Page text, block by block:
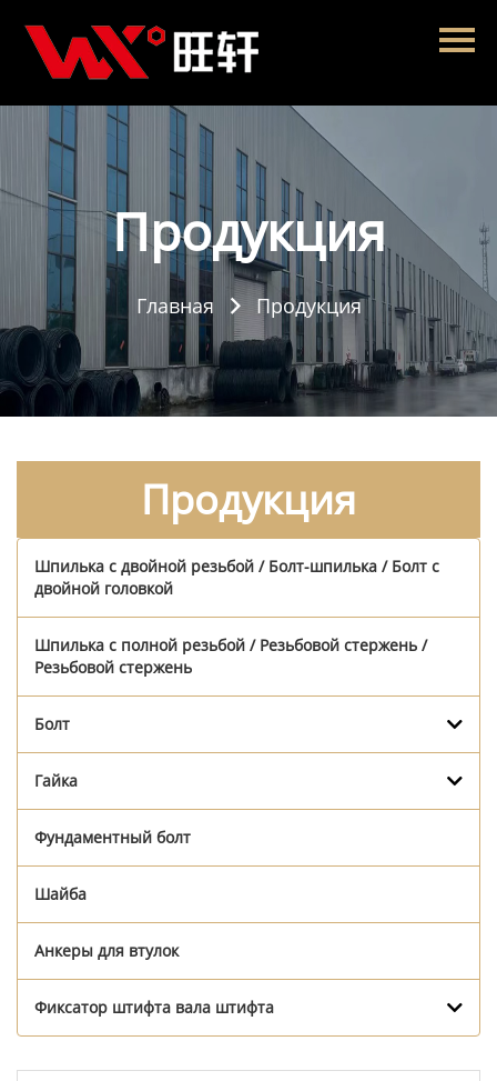
Главная
Продукция
Новости
О нас
Контакты Продукция
Главная  Продукция
Продукция
Шпилька с двойной резьбой / Болт-шпилька / Болт с
двойной головкой
Шпилька с полной резьбой / Резьбовой стержень /
Резьбовой стержень
Болт
Гайка
Фундаментный болт
Шайба
Анкеры для втулок
Фиксатор штифта вала штифта